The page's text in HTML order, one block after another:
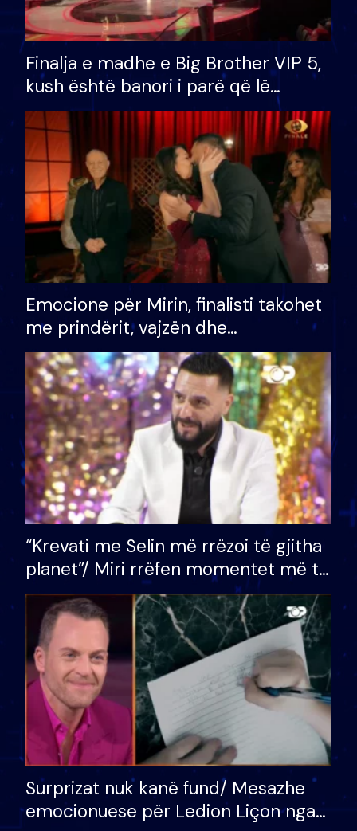
Finalja e madhe e Big Brother VIP 5,
kush është banori i parë që lë
shtëpinë dhe humb mundësinë për
të fituar çmimin e madh
Emocione për Mirin, finalisti takohet
me prindërit, vajzën dhe
bashkëshorten: S’kemi ndonjë letër
divorci apo jo?
“Krevati me Selin më rrëzoi të gjitha
planet”/ Miri rrëfen momentet më të
bukura në shtëpinë e BB VIP: Do më
mungojë zilja e mëngjesit kur…
Surprizat nuk kanë fund/ Mesazhe
emocionuese për Ledion Liçon nga